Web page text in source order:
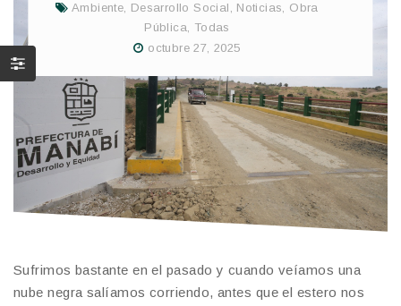
Ambiente, Desarrollo Social , Noticias, Obra
Pública, Todas
octubre 27, 2025
Sufrimos bastante en el pasado y cuando veíamos una
nube negra salíamos corriendo, antes que el estero nos